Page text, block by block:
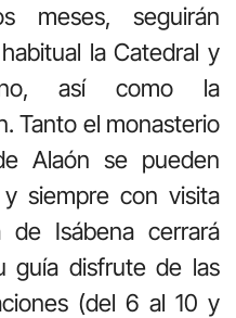
meses, seguirán
la Catedral y
así como la
Tanto el monasterio
Alaón se pueden
siempre con visita
de Isábena cerrará
guía disfrute de las
(del 6 al 10 y